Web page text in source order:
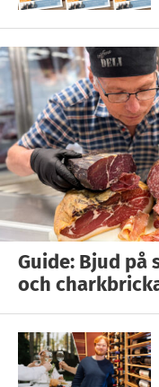
Guide: Bjud på
och